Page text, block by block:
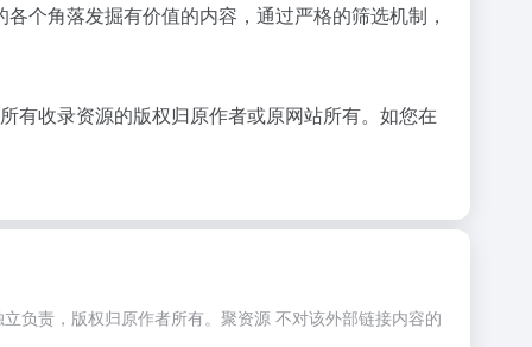
个角落发掘有价值的内容，通过严格的筛选机制，
有收录资源的版权归原作者或原网站所有。如您在
负责，版权归原作者所有。聚资源 不对该外部链接内容的